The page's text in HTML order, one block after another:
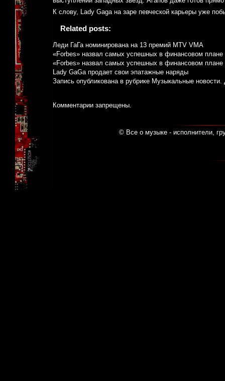
К слову, Lady Gaga на заре певческой карьеры уже
Related posts:
Леди ГаГа номинирована на 13 премий MTV VMA
«Forbes» назвал самых успешных в финансовом плане
«Forbes» назвал самых успешных в финансовом плане
Lady GaGa продает свои эпатажные наряды
Запись опубликована в рубрике Музыкальные новости.
Комментарии запрещены.
© Все о музыке - исполнители,